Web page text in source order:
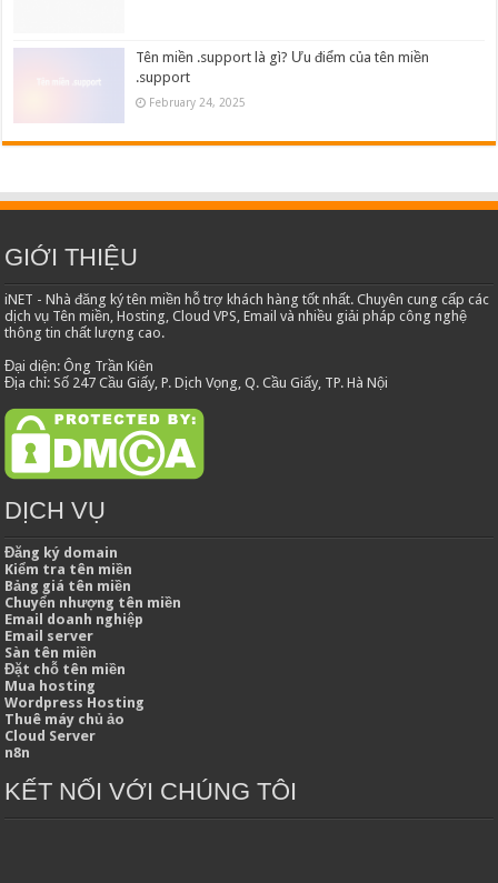
Tên miền .support là gì? Ưu điểm của tên miền
.support
February 24, 2025
GIỚI THIỆU
iNET - Nhà đăng ký tên miền hỗ trợ khách hàng tốt nhất. Chuyên cung cấp các
dịch vụ Tên miền, Hosting, Cloud VPS, Email và nhiều giải pháp công nghệ
thông tin chất lượng cao.
Đại diện: Ông Trần Kiên
Địa chỉ: Số 247 Cầu Giấy, P. Dịch Vọng, Q. Cầu Giấy, TP. Hà Nội
DỊCH VỤ
Đăng ký domain
Kiểm tra tên miền
Bảng giá tên miền
Chuyển nhượng tên miền
Email doanh nghiệp
Email server
Sàn tên miền
Đặt chỗ tên miền
Mua hosting
Wordpress Hosting
Thuê máy chủ ảo
Cloud Server
n8n
KẾT NỐI VỚI CHÚNG TÔI